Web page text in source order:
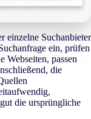
einzelne Suchanbieter
ein, prüfen
Webseiten, passen
die
die ursprüngliche